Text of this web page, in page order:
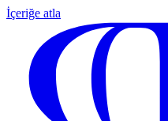
İçeriğe atla